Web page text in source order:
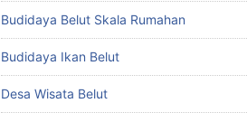
Budidaya Belut Skala Rumahan
Budidaya Ikan Belut
Desa Wisata Belut